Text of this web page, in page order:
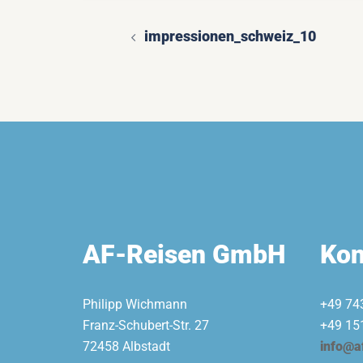
Beitragsnavigation
impressionen_schweiz_10
AF-Reisen GmbH
Philipp Wichmann
Franz-Schubert-Str. 27
72458 Albstadt
+49
+49